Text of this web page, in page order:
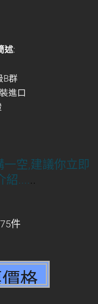
述:
群
進口
空,建議你立即
紹......
件